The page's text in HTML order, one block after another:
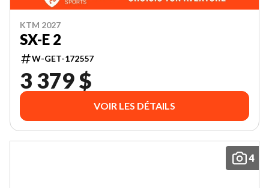
KTM 2027
SX-E 2
W-GET-172557
3 379 $
VOIR LES DÉTAILS
4